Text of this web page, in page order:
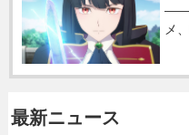
――
メ
最新ニュース